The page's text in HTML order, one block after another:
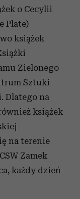
o Cecylii
Plate)
książek
Zielonego
Sztuki
Dlatego na
książek
na terenie
Zamek
każdy dzień